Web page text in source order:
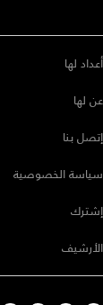
لها
لها
بنا
الخصوصية